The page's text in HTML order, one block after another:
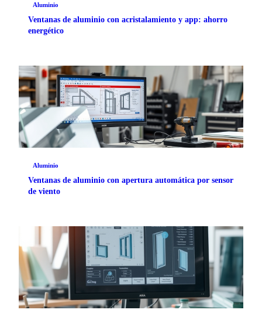
Aluminio
Ventanas de aluminio con acristalamiento y app: ahorro
energético
Aluminio
Ventanas de aluminio con apertura automática por sensor
de viento